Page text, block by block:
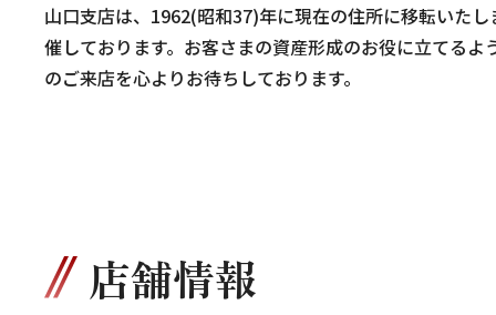
山口支店は、1962(昭和37)年に現在の住所に移転いた
催しております。お客さまの資産形成のお役に立てる
のご来店を心よりお待ちしております。
店舗情報